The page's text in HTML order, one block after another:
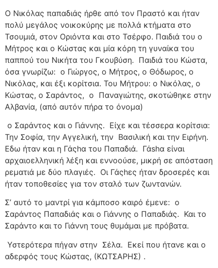
Ο Νικόλας παπαδιάς ήρθε από τον Πραστό και ήταν
πολύ μεγάλος νοικοκύρης με πολλά κτήματα στο
Τσουμιά, στον Οριόντα και στο Τσέρφο. Παιδιά του ο
Μήτρος και ο Κώστας και μία κόρη τη γυναίκα του
παππού του Νικήτα του Γκουβύση. Παιδιά του Κώστα,
όσα γνωρίζω: ο Γιώργος, ο Μήτρος, ο Θόδωρος, ο
Νικόλας, και έξι κορίτσια. Του Μήτρου: ο Νικόλας, ο
Κώστας, ο Σαράντος, ο Παναγιώτης, σκοτώθηκε στην
Αλβανία, (από αυτόν πήρα το όνομα)
ο Σαράντος και ο Γιάννης. Είχε και τέσσερα κορίτσια:
Την Σοφία, την Αγγελική, την Βασιλική και την Ειρήνη.
Εδω ήταν και η Γάςhα του Παπαδιά. Γάshα είναι
αρχαιοελληνική λέξη και εννοούσε, μικρή σε απόσταση
ρεματιά με δύο πλαγιές. Οι Γάςhες ήταν δροσερές και
ήταν τοποθεσίες για τον σταλό των ζωντανών.
Σ’ αυτό το μαντρί για κάμποσο καιρό έμενε: ο
Σαράντος Παπαδιάς και ο Γιάννης ο Παπαδιάς. Και το
Σαράντο και το Γιάννη τους θυμάμαι με πρόβατα.
Υστερότερα πήγαν στην Σέλα. Εκεί που ήτανε και ο
αδερφός τους Κώστας, (ΚΩΤΣΑΡΗΣ) .